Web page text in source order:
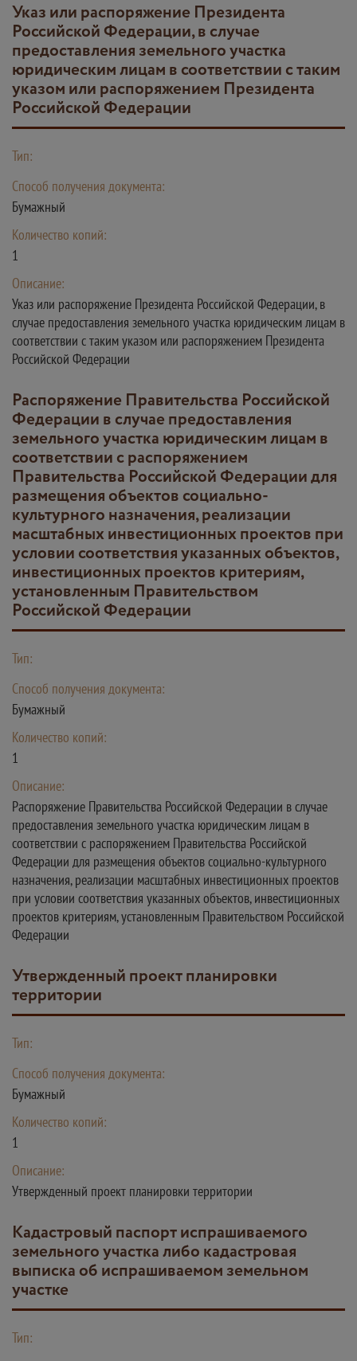
Указ или распоряжение Президента
Российской Федерации, в случае
предоставления земельного участка
юридическим лицам в соответствии с таким
указом или распоряжением Президента
Российской Федерации
Тип:
Способ получения документа:
Бумажный
Количество копий:
1
Описание:
Указ или распоряжение Президента Российской Федерации, в
случае предоставления земельного участка юридическим лицам в
соответствии с таким указом или распоряжением Президента
Российской Федерации
Распоряжение Правительства Российской
Федерации в случае предоставления
земельного участка юридическим лицам в
соответствии с распоряжением
Правительства Российской Федерации для
размещения объектов социально-
культурного назначения, реализации
масштабных инвестиционных проектов при
условии соответствия указанных объектов,
инвестиционных проектов критериям,
установленным Правительством
Российской Федерации
Тип:
Способ получения документа:
Бумажный
Количество копий:
1
Описание:
Распоряжение Правительства Российской Федерации в случае
предоставления земельного участка юридическим лицам в
соответствии с распоряжением Правительства Российской
Федерации для размещения объектов социально-культурного
назначения, реализации масштабных инвестиционных проектов
при условии соответствия указанных объектов, инвестиционных
проектов критериям, установленным Правительством Российской
Федерации
Утвержденный проект планировки
территории
Тип:
Способ получения документа:
Бумажный
Количество копий:
1
Описание:
Утвержденный проект планировки территории
Кадастровый паспорт испрашиваемого
земельного участка либо кадастровая
выписка об испрашиваемом земельном
участке
Тип: